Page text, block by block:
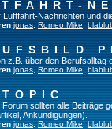
Luftfahrt-Nachrichten und
jonas Romeo.Mike
z.B. über den Berufsalltag
jonas Romeo.Mike
Forum sollten alle Beiträge
Ankündigungen).
jonas Romeo.Mike